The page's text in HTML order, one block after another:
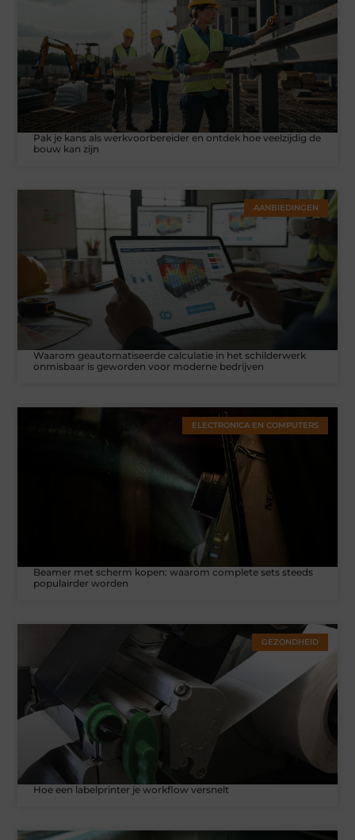
Pak je kans als werkvoorbereider en ontdek hoe veelzijdig de
bouw kan zijn
AANBIEDINGEN
Waarom geautomatiseerde calculatie in het schilderwerk
onmisbaar is geworden voor moderne bedrijven
ELECTRONICA EN COMPUTERS
Beamer met scherm kopen: waarom complete sets steeds
populairder worden
GEZONDHEID
Hoe een labelprinter je workflow versnelt